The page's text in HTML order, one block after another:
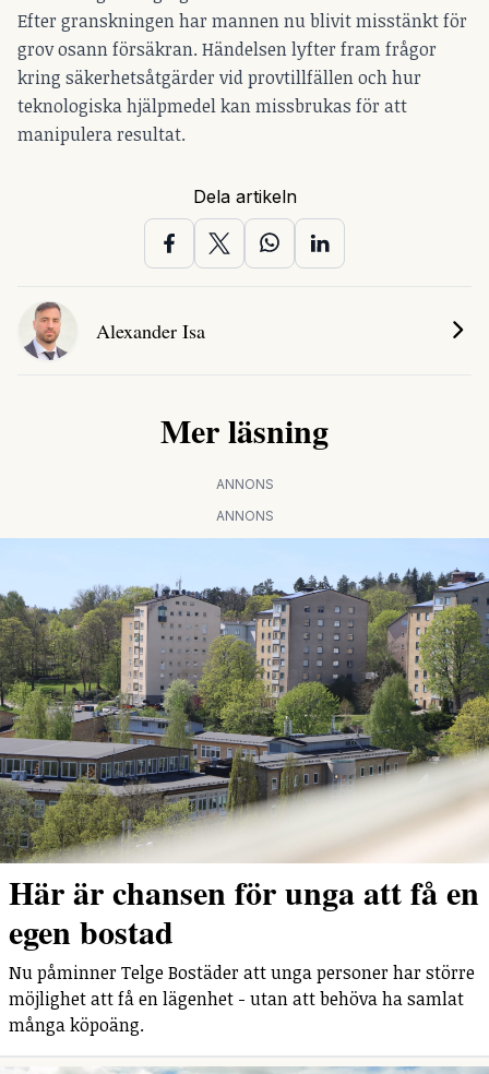
Efter granskningen har mannen nu blivit misstänkt för
grov osann försäkran. Händelsen lyfter fram frågor
kring säkerhetsåtgärder vid provtillfällen och hur
teknologiska hjälpmedel kan missbrukas för att
manipulera resultat.
Dela artikeln
Alexander Isa
Mer läsning
ANNONS
ANNONS
Här är chansen för unga att få en
egen bostad
Nu påminner Telge Bostäder att unga personer har större
möjlighet att få en lägenhet - utan att behöva ha samlat
många köpoäng.